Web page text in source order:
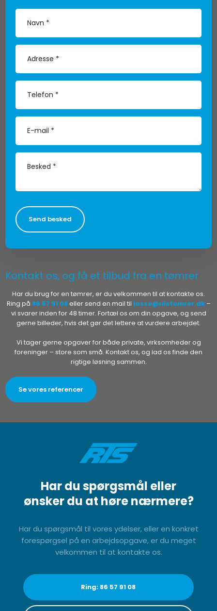
Kontakt os, og få et tilbud fra en tømrer
Har du brug for en tømrer, er du velkommen til at kontakte os.
Ring på 86 57 91 08eller send en mail til lasse@riistomrer.dk–
vi svarer inden for 48 timer. Fortæl os om din opgave, og send
gerne billeder, hvis det gør det lettere at vurdere arbejdet.
Vi tager gerne opgaver for både private, virksomheder og
foreninger – store som små. Kontakt os, og lad os finde den
rigtige løsning sammen.​
Se vores referencer
Har du spørgsmål eller
​ønsker du at høre nærmere?
​Har du spørgsmål til vores ydelser, eller en konkret
forespørgsel på en arbejdsopgave, er du meget
velkommen til at kontakte os.
Ring: 86 57 91 08